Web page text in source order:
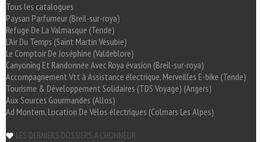
Tous les catalogues
Paysan Parfumeur (Breil-sur-roya)
Refuge De La Valmasque (Tende)
L'Air Du Temps (Saint Martin Vésubie)
Le Comptoir De Joséphine (Valdeblore)
Canyoning Et Randonnée Avec Roya évasion (Breil-sur-roya)
Accompagnement Vtt à Assistance électrique, Merveilles E-bike (Tende)
Tourisme & Développement Solidaires (TDS Voyage) (Angers)
Aux Sources Gourmandes (Allos)
Ad Montem, Location De Vélos électriques (Colmars Les Alpes)
LES DERNIERS DOSSIERS A L'HONNEUR